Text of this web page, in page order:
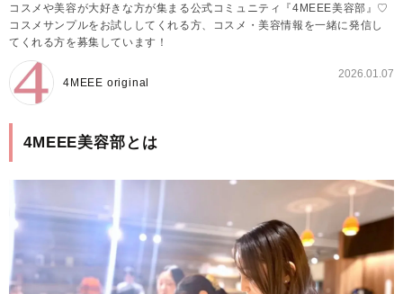
コスメや美容が大好きな方が集まる公式コミュニティ『4MEEE美容部』♡
コスメサンプルをお試ししてくれる方、コスメ・美容情報を一緒に発信し
てくれる方を募集しています！
4MEEE original
2026.01.07
4MEEE美容部とは